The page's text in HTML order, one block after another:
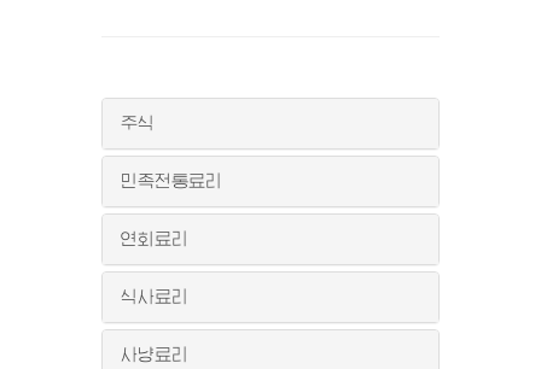
주식
민족전통료리
연회료리
식사료리
사냥료리